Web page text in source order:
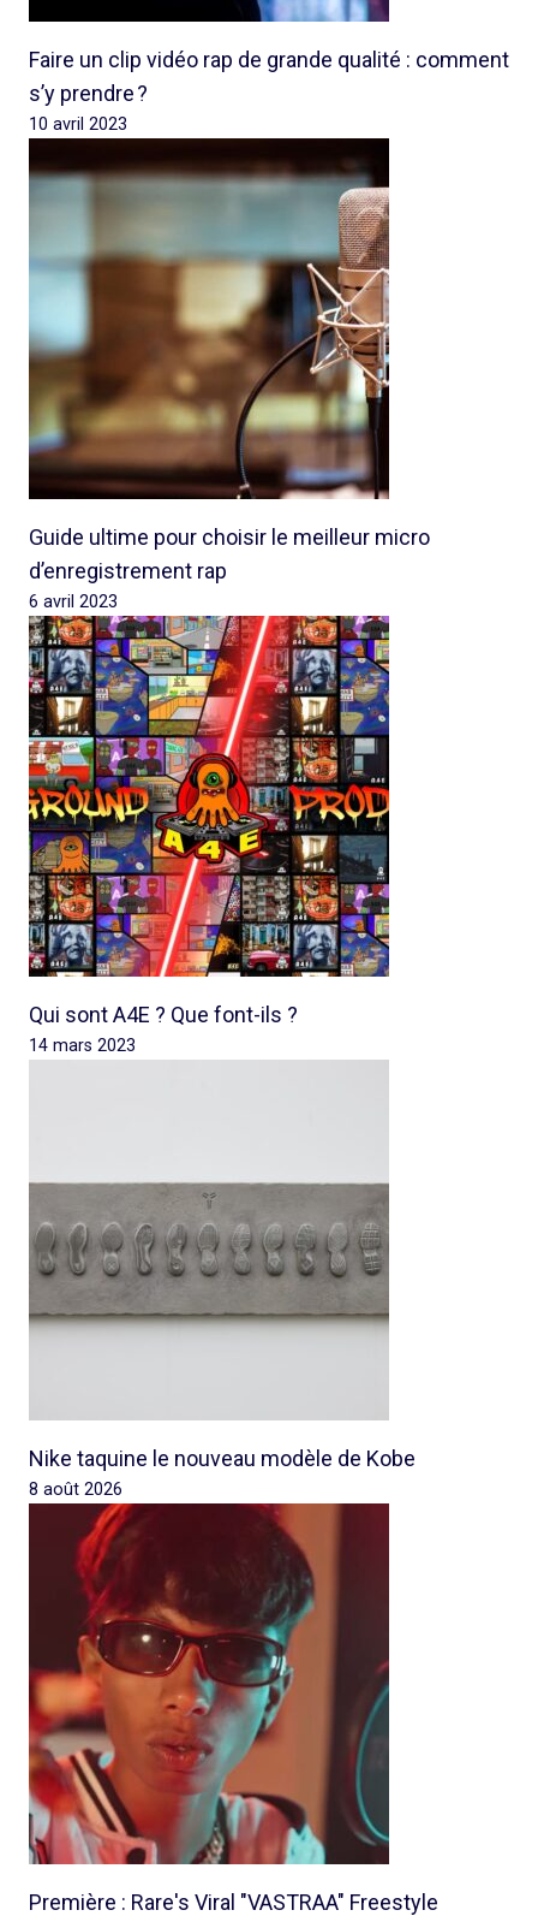
Faire un clip vidéo rap de grande qualité : comment
s’y prendre ?
10 avril 2023
Guide ultime pour choisir le meilleur micro
d’enregistrement rap
6 avril 2023
Qui sont A4E ? Que font-ils ?
14 mars 2023
Nike taquine le nouveau modèle de Kobe
8 août 2026
Première : Rare's Viral "VASTRAA" Freestyle